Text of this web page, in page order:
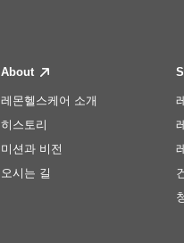
About
레몬헬스케어 소개
히스토리
미션과 비전
오시는 길